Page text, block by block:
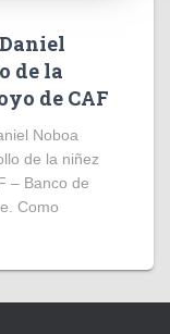
de la
de CAF
Noboa
de la niñez
– Banco de
Como